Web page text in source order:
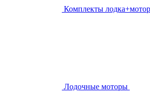
Комплекты лодка+мотор
Лодочные моторы